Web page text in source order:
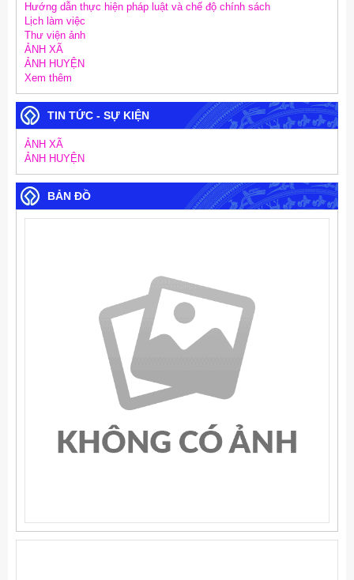
Hướng dẫn thực hiện pháp luật và chế độ chính sách
Lịch làm việc
Thư viện ảnh
ẢNH XÃ
ẢNH HUYỆN
Xem thêm
TIN TỨC - SỰ KIỆN
ẢNH XÃ
ẢNH HUYỆN
BẢN ĐỒ